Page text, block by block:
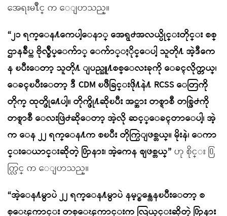
အေရးမ႑ိဳင္ က ေျပာသည္။
“၂၁ ရက္ေန႔ကေပါ့ေနာ္ အေရွ႕အလယ္ပိုင္းတိုင္း စစ္
ဌာနခ်ဳပ္က ဗိုလ္ခ်ဳပ္ေက်ာ္ ေက်ာ္ႏိုင္ေပါ့ သူတို႔ အဲ့ဒီကေ
န ၿပီးေတာ့ သူတို႔ ျပည္သူ႔စစ္ေလးခုကို ေခၚလိုက္တယ္၊
ေခၚၿပီးေတာ့ ဒီ CDM ၿဖိဳခြင္းဖို႔နဲ႔ RCSS ေတြကို
တိုက္ ထုတ္ဖို႔ေပါ့။ တိုက္ဖို႔ဆိုၿပီး အင္အား တစ္ရာစီ တစ္ဖြဲ႕ကို
တစ္ရာစီ ေလးဖြဲ႕ဆိုေတာ့ အဲ့လို ဆင့္ေခၚတာေပါ့၊ အဲ့
က ေန ၂၂ ရက္ေန႔က စၿပီး တိုက္ပြဲျဖစ္တယ္။ မိုးနဲ၊ ေကာ
င္းေယာင္းဆိုတဲ့ ႐ြာနား၊ အဲ့ကေန စျဖစ္တယ္” ဟု စိုင္း ႐ြ
က္လြင္ က ေျပာသည္။
“အဲ့ေန႔မွာပဲ ၂၂ ရက္ေန႔မွာပဲ နမ့္စန္ကေနၿပီးေတာ့ စ
စ္ေၾကာင္း တစ္ေၾကာင္းက လြယ္နင္းဆိုတဲ့ ႐ြာနား